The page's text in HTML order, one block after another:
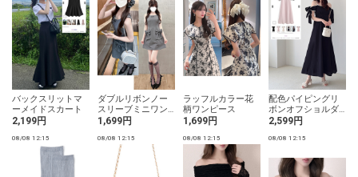
バックスリットマ
ーメイドスカート
2,199円
ダブルリボンノー
スリーブミニワン
ピース
1,699円
ラッフルカラー花
柄ワンピース
1,699円
配色パイピングリ
ボンオフショルダ
ーワンピース
2,599円
08/08 12:15 08/08 12:15 08/08 12:15 08/08 12:15